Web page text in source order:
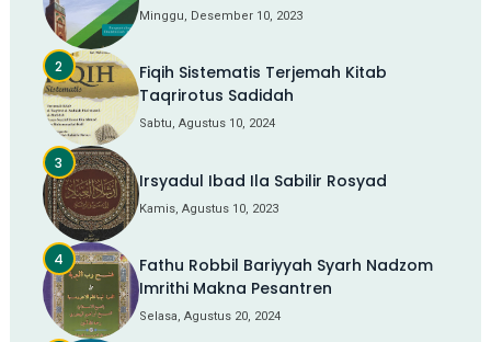
Minggu, Desember 10, 2023
Fiqih Sistematis Terjemah Kitab
Taqrirotus Sadidah
Sabtu, Agustus 10, 2024
Irsyadul Ibad Ila Sabilir Rosyad
Kamis, Agustus 10, 2023
Fathu Robbil Bariyyah Syarh Nadzom
Imrithi Makna Pesantren
Selasa, Agustus 20, 2024